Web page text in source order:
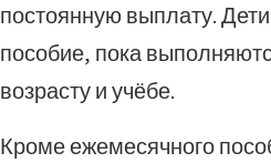
постоянную выплату.
пособие, пока
возрасту и учёбе.
Кроме ежемесячного